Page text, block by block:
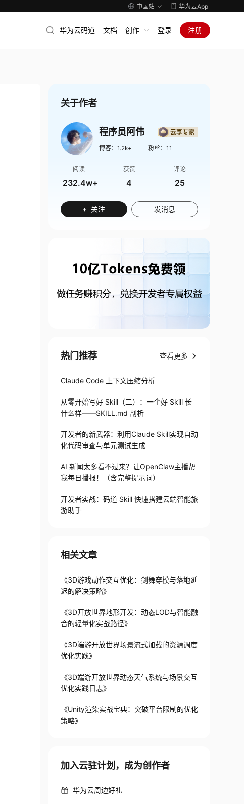
中国站 华为云App
华为云码道 文档 创作 登录 注册
关于作者
程序员阿伟
博客： 1.2k+ 粉丝： 11
阅读
232.4w+
获赞
4
评论
25
+ 关注 发消息
热门推荐 查看更多
Claude Code 上下文压缩分析
从零开始写好 Skill（二）：一个好 Skill 长
什么样——SKILL.md 剖析
开发者的新武器：利用Claude Skill实现自动
化代码审查与单元测试生成
AI 新闻太多看不过来？让OpenClaw主播帮
我每日播报！（含完整提示词）
开发者实战：码道 Skill 快速搭建云端智能旅
游助手
相关文章
《3D游戏动作交互优化：剑舞穿模与落地延
迟的解决策略》
《3D开放世界地形开发：动态LOD与智能融
合的轻量化实战路径》
《3D端游开放世界场景流式加载的资源调度
优化实践》
《3D端游开放世界动态天气系统与场景交互
优化实践日志》
《Unity渲染实战宝典：突破平台限制的优化
策略》
加入云驻计划，成为创作者
华为云周边好礼